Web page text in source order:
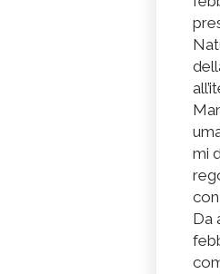
mi
Da